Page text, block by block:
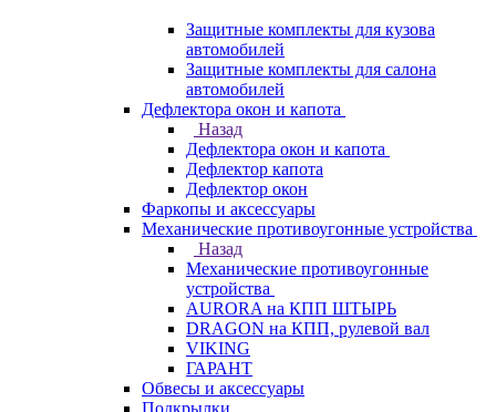
Защитные комплекты для кузова
автомобилей
Защитные комплекты для салона
автомобилей
Дефлектора окон и капота
Назад
Дефлектора окон и капота
Дефлектор капота
Дефлектор окон
Фаркопы и аксессуары
Механические противоугонные устройства
Назад
Механические противоугонные
устройства
AURORA на КПП ШТЫРЬ
DRAGON на КПП, рулевой вал
VIKING
ГАРАНТ
Обвесы и аксессуары
Подкрылки